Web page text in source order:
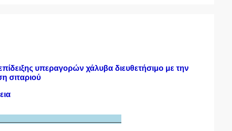
υπεραγορών χάλυβα διευθετήσιμο με την
σιταριού